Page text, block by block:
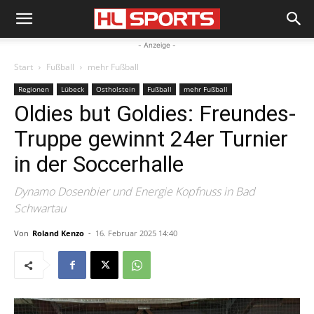
- Anzeige -
Start Fußball mehr Fußball
Regionen Lübeck Ostholstein Fußball mehr Fußball
Oldies but Goldies: Freundes-
Truppe gewinnt 24er Turnier
in der Soccerhalle
Dynamo Dosenbier und Energie Kopfnuss in Bad
Schwartau
Von Roland Kenzo - 16. Februar 2025 14:40